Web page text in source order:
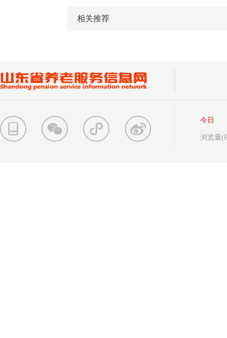
相关推荐
今日
浏览量